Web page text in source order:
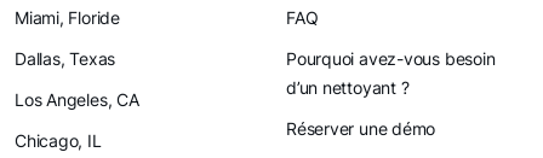
Miami, Floride
Dallas, Texas
Los Angeles, CA
Chicago, IL
FAQ
Pourquoi avez-vous besoin
d’un nettoyant ?
Réserver une démo